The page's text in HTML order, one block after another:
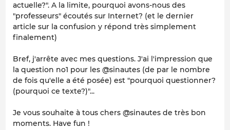
actuelle?". A la limite, pourquoi avons-nous des
"professeurs" écoutés sur Internet? (et le dernier
article sur la confusion y répond très simplement
finalement)
Bref, j'arrête avec mes questions. J'ai l'impression que
la question no1 pour les @sinautes (de par le nombre
de fois qu'elle a été posée) est "pourquoi questionner?
(pourquoi ce texte?)"...
Je vous souhaite à tous chers @sinautes de très bon
moments. Have fun !